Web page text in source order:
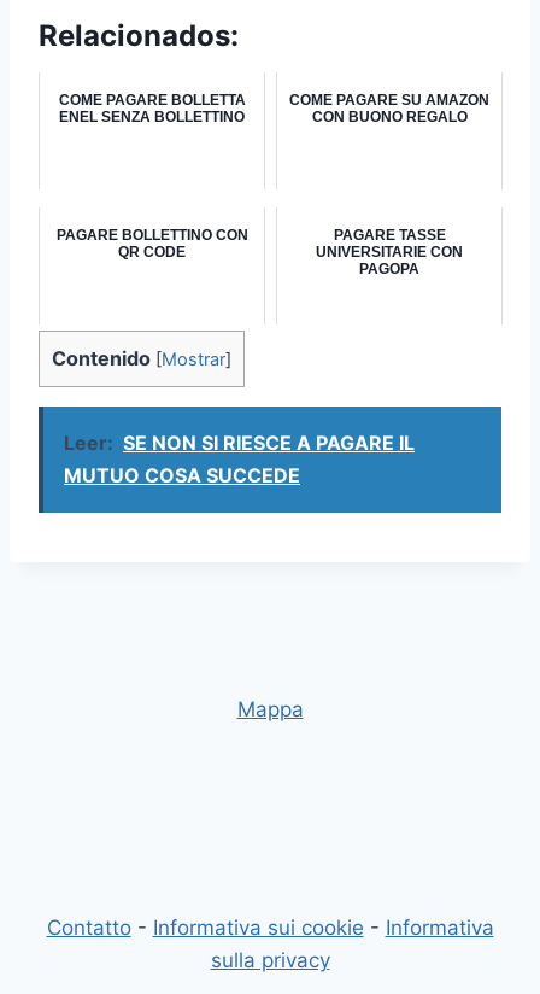
Relacionados:
COME PAGARE BOLLETTA
ENEL SENZA BOLLETTINO
COME PAGARE SU AMAZON
CON BUONO REGALO
PAGARE BOLLETTINO CON
QR CODE
PAGARE TASSE
UNIVERSITARIE CON
PAGOPA
Contenido [Mostrar]
Leer: SE NON SI RIESCE A PAGARE IL
MUTUO COSA SUCCEDE
Mappa
Contatto- Informativa sui cookie - Informativa
sulla privacy